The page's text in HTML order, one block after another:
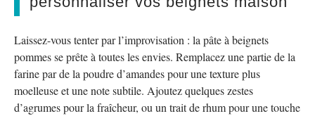
Laissez-vous tenter par l’improvisation : la pâte à beignets
pommes se prête à toutes les envies. Remplacez une partie de la
farine par de la poudre d’amandes pour une texture plus
moelleuse et une note subtile. Ajoutez quelques zestes
d’agrumes pour la fraîcheur, ou un trait de rhum pour une touche